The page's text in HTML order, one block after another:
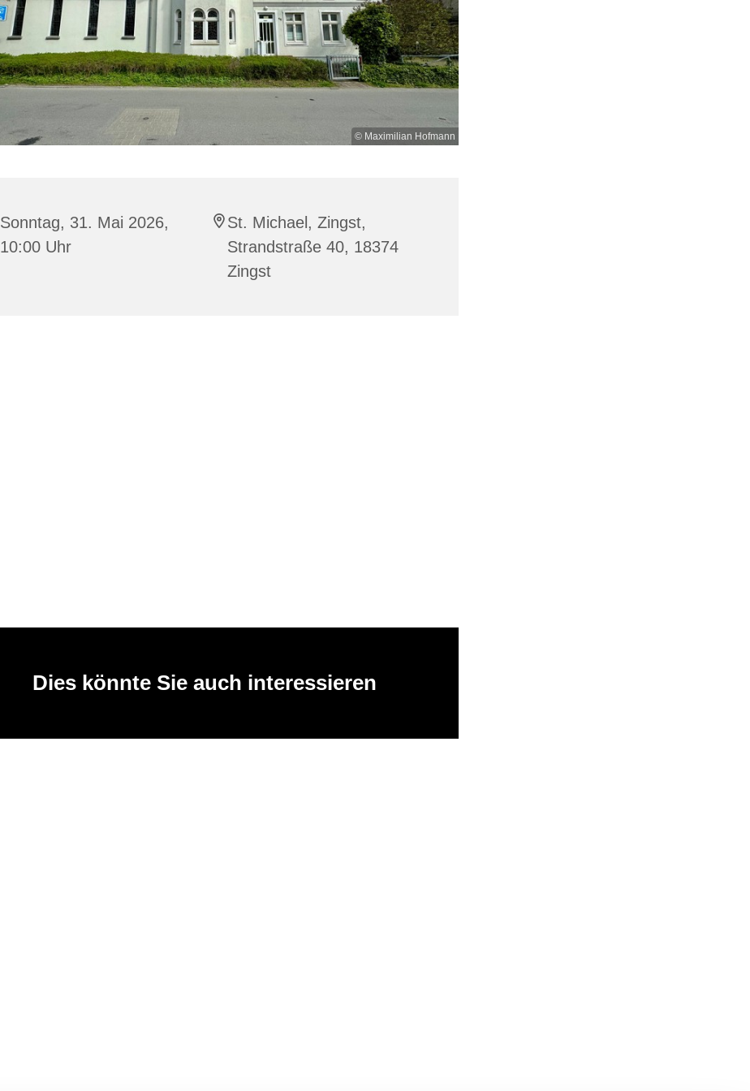
© Maximilian Hofmann
Sonntag, 31. Mai 2026,
10:00 Uhr
St. Michael, Zingst,
Strandstraße 40, 18374
Zingst
Dies könnte Sie auch interessieren